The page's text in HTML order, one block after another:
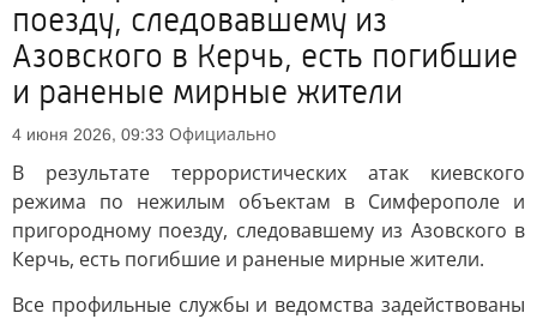
поезду, следовавшему из
Азовского в Керчь, есть погибшие
и раненые мирные жители
4 июня 2026, 09:33 Официально
В результате террористических атак киевского
режима по нежилым объектам в Симферополе и
пригородному поезду, следовавшему из Азовского в
Керчь, есть погибшие и раненые мирные жители.
Все профильные службы и ведомства задействованы